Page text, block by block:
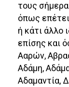
τους
όπως
ή κάτι άλλο
επίσης και
Ααρών,
Αδάμη,
Αδαμαντία,